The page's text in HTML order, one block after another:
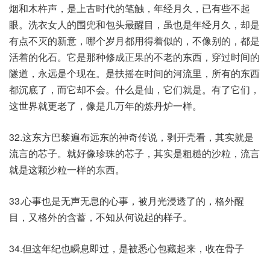
烟和木杵声，是上古时代的笔触，年经月久，已有些不起
眼。洗衣女人的围兜和包头最醒目，虽也是年经月久，却是
有点不灭的新意，哪个岁月都用得着似的，不像别的，都是
活着的化石。它是那种修成正果的不老的东西，穿过时间的
隧道，永远是个现在。是扶摇在时间的河流里，所有的东西
都沉底了，而它却不会。什么是仙，它们就是。有了它们，
这世界就更老了，像是几万年的炼丹炉一样。
32.这东方巴黎遍布远东的神奇传说，剥开壳看，其实就是
流言的芯子。就好像珍珠的芯子，其实是粗糙的沙粒，流言
就是这颗沙粒一样的东西。
33.心事也是无声无息的心事，被月光浸透了的，格外醒
目，又格外的含蓄，不知从何说起的样子。
34.但这年纪也瞬息即过，是被悉心包藏起来，收在骨子